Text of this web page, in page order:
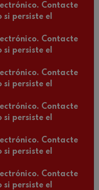
Contacte
persiste el
Contacte
persiste el
Contacte
persiste el
Contacte
persiste el
Contacte
persiste el
Contacte
persiste el